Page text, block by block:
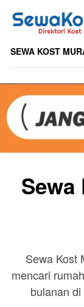
SEWA KOST
Sewa Kost
mencari
bulanan